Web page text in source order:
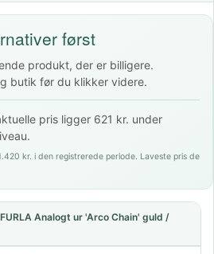
først
produkt, der er billigere.
butik før du klikker videre.
pris ligger 621 kr. under
kr. i den registrerede periode. Laveste pris de
Analogt ur 'Arco Chain' guld /